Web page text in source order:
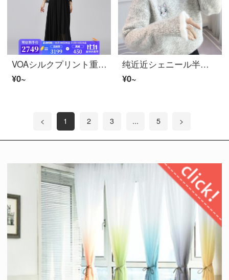
VOAシルクプリント重さクレープ30 m重さポンド緑色の丸首のストライプのプリントの側を引っ張っている中に長いタイプのワンピスAE 1193細い緑の藻色（E 63）175/XL
¥0~
纯近近シェニール半高领女士セパター2021年冬新着ニト女ゆったり外装怠惰加湿030花灰色030 L
¥0~
< 1 2 3 ... 5 >